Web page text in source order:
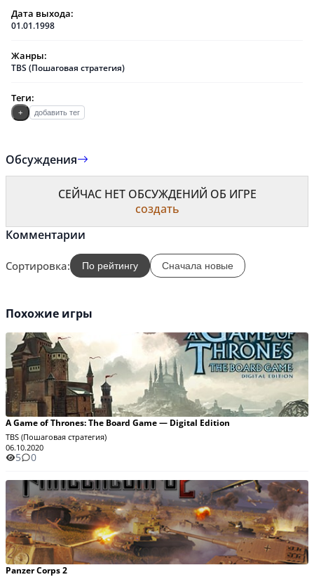
Дата выхода:
01.01.1998
Жанры:
TBS (Пошаговая стратегия)
Теги:
+ добавить тег
Обсуждения
СЕЙЧАС НЕТ ОБСУЖДЕНИЙ ОБ ИГРЕ
создать
Комментарии
Сортировка: По рейтингу Сначала новые
Похожие игры
A Game of Thrones: The Board Game — Digital Edition
TBS (Пошаговая стратегия)
06.10.2020
5 0
Panzer Corps 2